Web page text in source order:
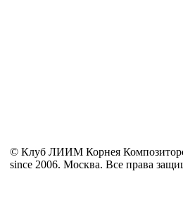
© Клуб ЛИИМ Корнея
since 2006. Москва. Все права